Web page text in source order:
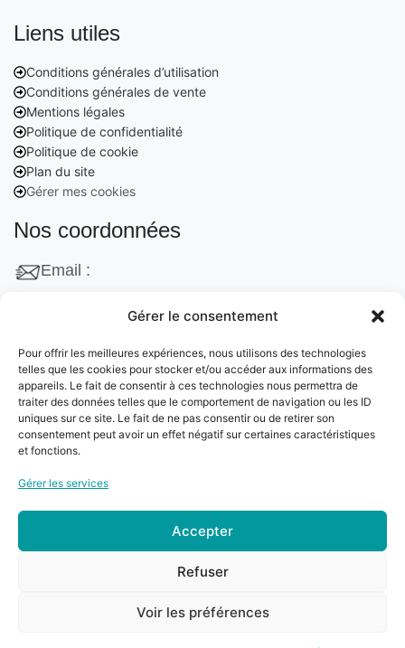
Gérer le consentement
Pour offrir les meilleures expériences, nous utilisons des technologies
telles que les cookies pour stocker et/ou accéder aux informations des
appareils. Le fait de consentir à ces technologies nous permettra de
traiter des données telles que le comportement de navigation ou les ID
uniques sur ce site. Le fait de ne pas consentir ou de retirer son
consentement peut avoir un effet négatif sur certaines caractéristiques
et fonctions.
Gérer les services
Accepter
Refuser
Voir les préférences
Liens utiles
Conditions générales d’utilisation
Conditions générales de vente
Mentions légales
Politique de confidentialité
Politique de cookie
Plan du site
Gérer mes cookies
Nos coordonnées
Email :
132 Rue Edouard Vaillant, 95870 Bezons, France
Téléphone :
+33 06 22 09 56 53
+33 06 24 78 76 77
Clean&Go. Tous droits réservés –